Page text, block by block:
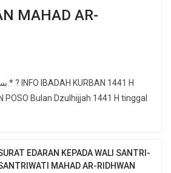
MAHAD AR-
POSO Bulan Dzulhijjah 1441 H tinggal
EDARAN KEPADA WALI SANTRI-
MAHAD AR-RIDHWAN